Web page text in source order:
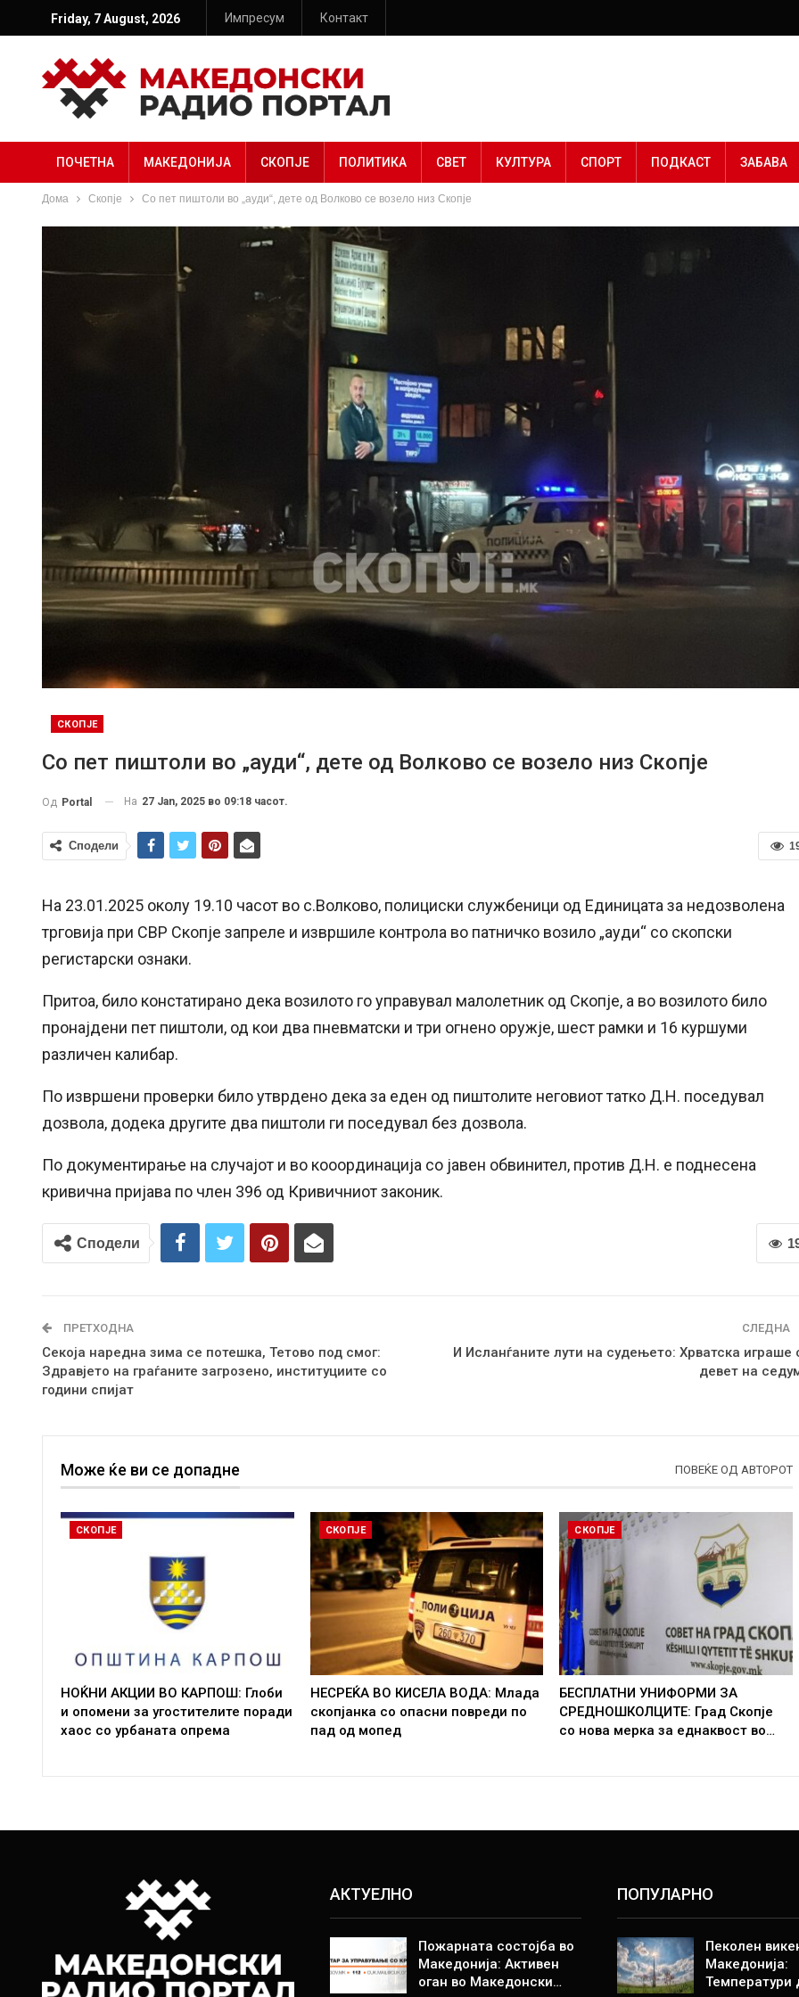
Friday, 7 August, 2026 Импресум Контакт
ПОЧЕТНА МАКЕДОНИЈА СКОПЈЕ ПОЛИТИКА СВЕТ КУЛТУРА СПОРТ ПОДКАСТ ЗАБАВА
Дома Скопје Со пет пиштоли во „ауди“, дете од Волково се возело низ Скопје
СКОПЈЕ
Со пет пиштоли во „ауди“, дете од Волково се возело низ Скопје
Од Portal На 27 Jan, 2025 во 09:18 часот.
Сподели
На 23.01.2025 околу 19.10 часот во с.Волково, полициски службеници од Единицата за недозволена
трговија при СВР Скопје запреле и извршиле контрола во патничко возило „ауди“ со скопски
регистарски ознаки.
Притоа, било констатирано дека возилото го управувал малолетник од Скопје, а во возилото било
пронајдени пет пиштоли, од кои два пневматски и три огнено оружје, шест рамки и 16 куршуми
различен калибар.
По извршени проверки било утврдено дека за еден од пиштолите неговиот татко Д.Н. поседувал
дозвола, додека другите два пиштоли ги поседувал без дозвола.
По документирање на случајот и во кооординација со јавен обвинител, против Д.Н. е поднесена
кривична пријава по член 396 од Кривичниот законик.
Сподели
ПРЕТХОДНА
Секоја наредна зима се потешка, Тетово под смог:
Здравјето на граѓаните загрозено, институциите со
години спијат
СЛЕДНА
И Исланѓаните лути на судењето: Хрватска играше
девет на
Може ќе ви се допадне ПОВЕЌЕ ОД АВТОРОТ
СКОПЈЕ
НОЌНИ АКЦИИ ВО КАРПОШ: Глоби
и опомени за угостителите поради
хаос со урбаната опрема
СКОПЈЕ
НЕСРЕЌА ВО КИСЕЛА ВОДА: Млада
скопјанка со опасни повреди по
пад од мопед
СКОПЈЕ
БЕСПЛАТНИ УНИФОРМИ ЗА
СРЕДНОШКОЛЦИТЕ: Град Скопје
со нова мерка за еднаквост во…
АКТУЕЛНО
Пожарната состојба во
Македонија: Активен
оган во Македонски…
ПОПУЛАРНО
Пеколен
Македонија:
Температури